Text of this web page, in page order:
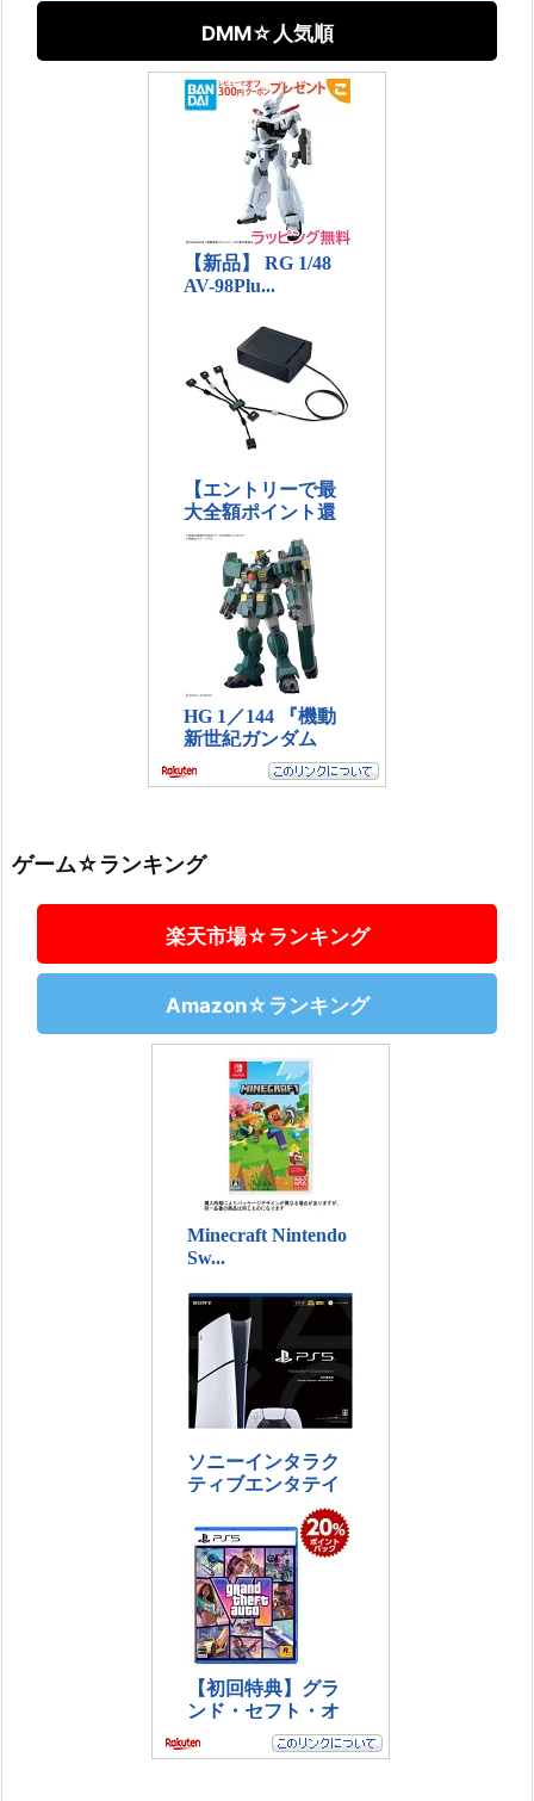
DMM☆人気順
ゲーム☆ランキング
楽天市場☆ランキング
Amazon☆ランキング